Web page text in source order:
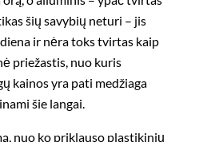
šių savybių neturi – jis
ir nėra toks tvirtas kaip
priežastis, nuo kuris
kainos yra pati medžiaga
šie langai.
nuo ko priklauso plastikinių